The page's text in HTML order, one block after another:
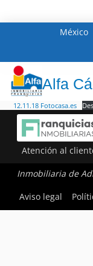
México
Alfa
12.11.18 Fotocasa.es
Atención al
Inmobiliaria de
Aviso legal